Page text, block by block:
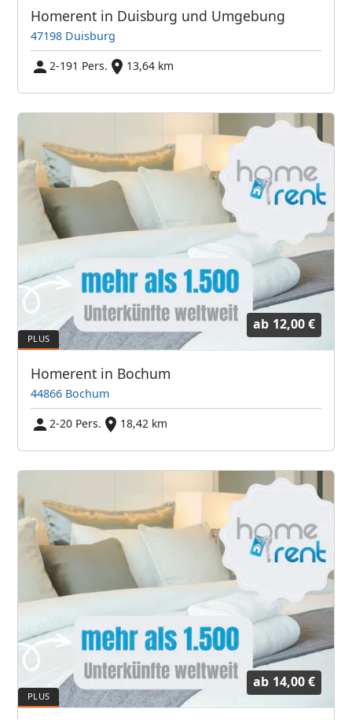
Homerent in Duisburg und Umgebung
47198 Duisburg
2-191 Pers.
13,64 km
ab 12,00 €
Homerent in Bochum
44866 Bochum
2-20 Pers.
18,42 km
ab 14,00 €